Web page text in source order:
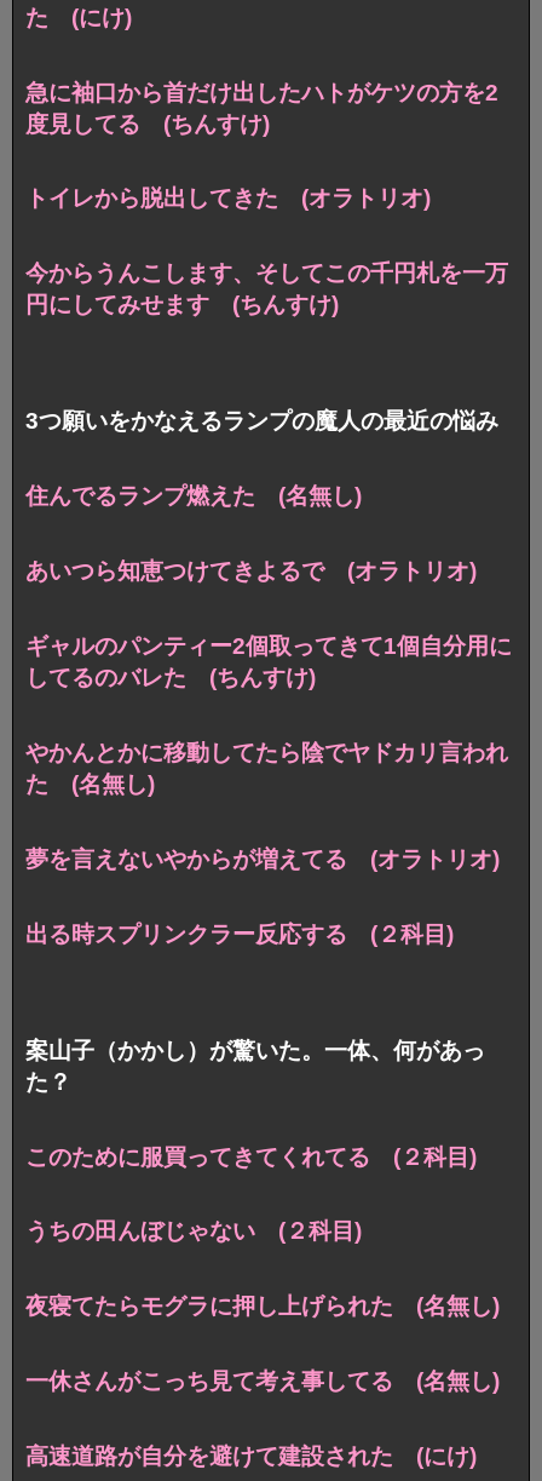
た (にけ)
急に袖口から首だけ出したハトがケツの方を2
度見してる (ちんすけ)
トイレから脱出してきた (オラトリオ)
今からうんこします、そしてこの千円札を一万
円にしてみせます (ちんすけ)
3つ願いをかなえるランプの魔人の最近の悩み
住んでるランプ燃えた (名無し)
あいつら知恵つけてきよるで (オラトリオ)
ギャルのパンティー2個取ってきて1個自分用に
してるのバレた (ちんすけ)
やかんとかに移動してたら陰でヤドカリ言われ
た (名無し)
夢を言えないやからが増えてる (オラトリオ)
出る時スプリンクラー反応する (２科目)
案山子（かかし）が驚いた。一体、何があっ
た？
このために服買ってきてくれてる (２科目)
うちの田んぼじゃない (２科目)
夜寝てたらモグラに押し上げられた (名無し)
一休さんがこっち見て考え事してる (名無し)
高速道路が自分を避けて建設された (にけ)